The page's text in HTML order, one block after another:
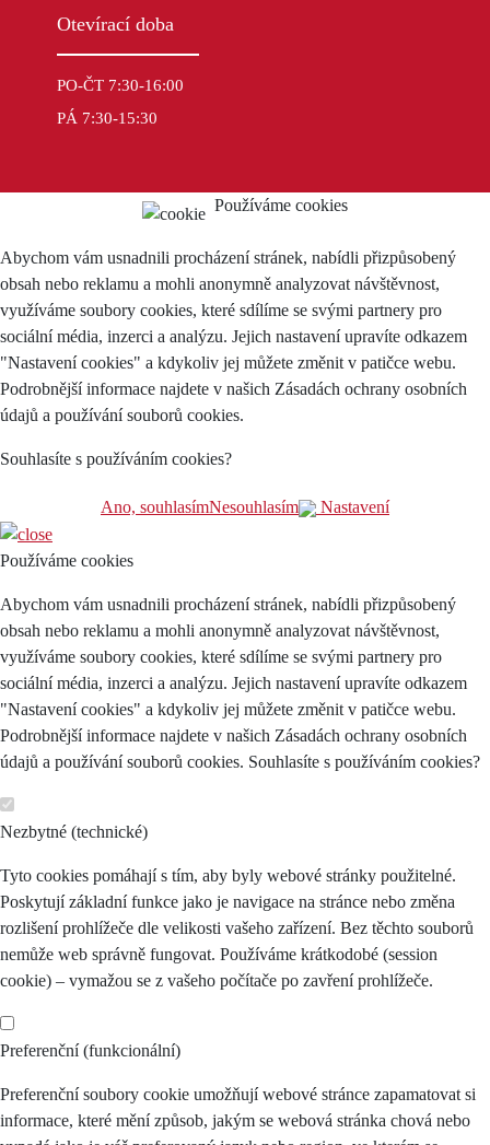
Otevírací doba
PO-ČT 7:30-16:00
PÁ 7:30-15:30
Používáme cookies
Abychom vám usnadnili procházení stránek, nabídli přizpůsobený
obsah nebo reklamu a mohli anonymně analyzovat návštěvnost,
využíváme soubory cookies, které sdílíme se svými partnery pro
sociální média, inzerci a analýzu. Jejich nastavení upravíte odkazem
"Nastavení cookies" a kdykoliv jej můžete změnit v patičce webu.
Podrobnější informace najdete v našich Zásadách ochrany osobních
údajů a používání souborů cookies.
Souhlasíte s používáním cookies?
Ano, souhlasímNesouhlasím Nastavení
Používáme cookies
Abychom vám usnadnili procházení stránek, nabídli přizpůsobený
obsah nebo reklamu a mohli anonymně analyzovat návštěvnost,
využíváme soubory cookies, které sdílíme se svými partnery pro
sociální média, inzerci a analýzu. Jejich nastavení upravíte odkazem
"Nastavení cookies" a kdykoliv jej můžete změnit v patičce webu.
Podrobnější informace najdete v našich Zásadách ochrany osobních
údajů a používání souborů cookies. Souhlasíte s používáním cookies?
Nezbytné (technické)
Tyto cookies pomáhají s tím, aby byly webové stránky použitelné.
Poskytují základní funkce jako je navigace na stránce nebo změna
rozlišení prohlížeče dle velikosti vašeho zařízení. Bez těchto souborů
nemůže web správně fungovat. Používáme krátkodobé (session
cookie) – vymažou se z vašeho počítače po zavření prohlížeče.
Preferenční (funkcionální)
Preferenční soubory cookie umožňují webové stránce zapamatovat si
informace, které mění způsob, jakým se webová stránka chová nebo